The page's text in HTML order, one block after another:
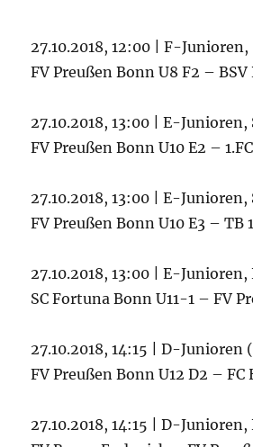
27.10.2018, 12:00 | F-
FV Preußen Bonn U8 F2 – BSV
27.10.2018, 13:00 | E-Junioren,
FV Preußen Bonn U10 E2 –
27.10.2018, 13:00 | E-Junioren,
FV Preußen Bonn U10 E3 –
27.10.2018, 13:00 | E-
SC Fortuna Bonn U11-1 – FV
27.10.2018, 14:15 | D-Junioren
FV Preußen Bonn U12 D2 –
27.10.2018, 14:15 | D-